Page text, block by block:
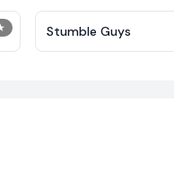
Stumble Guys